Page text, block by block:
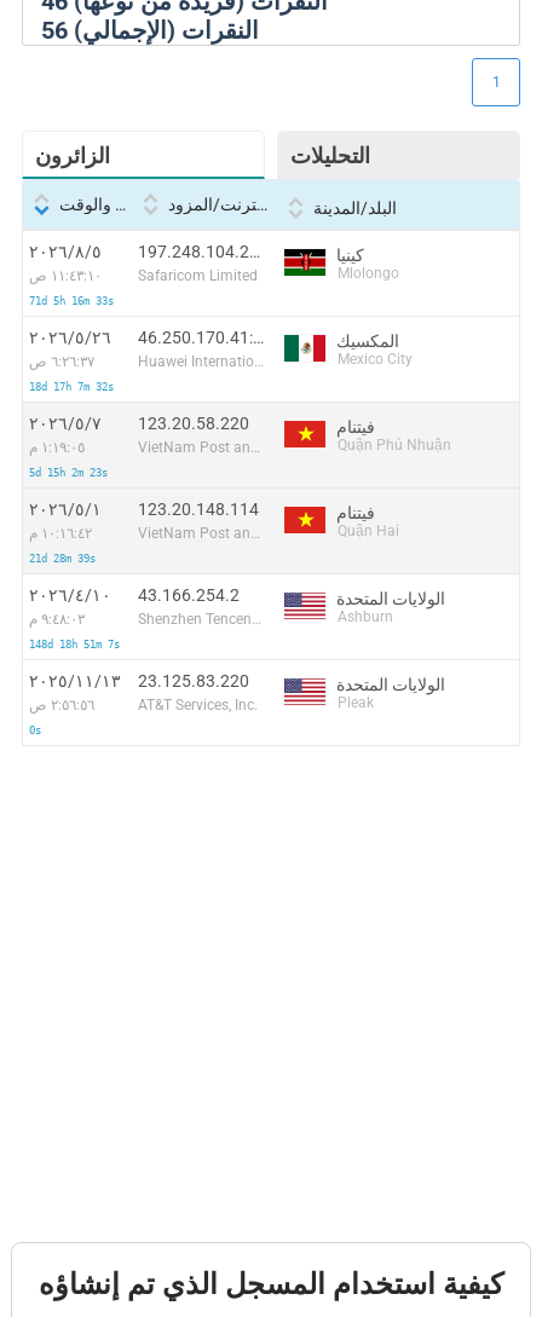
56 النقرات (الإجمالي)
الزائرون التحليلات
1
التاريخ والوقت بروتوكول الإنترنت/المزود البلد/المدينة
٥‏/٨‏/٢٠٢٦
١١:٤٣:١٠ ص
71d 5h 16m 33s
197.248.104.229:21734
Safaricom Limited
كينيا
Mlolongo
٢٦‏/٥‏/٢٠٢٦
٦:٢٦:٣٧ ص
18d 17h 7m 32s
46.250.170.41:53134
Huawei International Pte. Ltd.
المكسيك
Mexico City
٧‏/٥‏/٢٠٢٦
١:١٩:٠٥ م
5d 15h 2m 23s
123.20.58.220
VietNam Post and Telecom Corporation
فيتنام
Quận Phú Nhuận
١‏/٥‏/٢٠٢٦
١٠:١٦:٤٢ م
21d 28m 39s
123.20.148.114
VietNam Post and Telecom Corporation
فيتنام
Quận Hai
١٠‏/٤‏/٢٠٢٦
٩:٤٨:٠٣ م
148d 18h 51m 7s
43.166.254.2
Shenzhen Tencent Computer Systems Company Limited
الولايات المتحدة
Ashburn
١٣‏/١١‏/٢٠٢٥
٢:٥٦:٥٦ ص
0s
23.125.83.220
AT&T Services, Inc.
الولايات المتحدة
Pleak
كيفية استخدام المسجل الذي تم إنشاؤه